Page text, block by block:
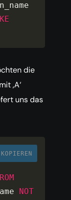
die
‚A‘
uns das
NOT